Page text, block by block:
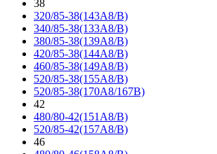
38
320/85-38(143A8/B)
340/85-38(133A8/B)
380/85-38(139A8/B)
420/85-38(144A8/B)
460/85-38(149A8/B)
520/85-38(155A8/B)
520/85-38(170A8/167B)
42
480/80-42(151A8/B)
520/85-42(157A8/B)
46